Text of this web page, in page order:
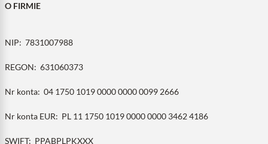
O FIRMIE
NIP: 7831007988
REGON: 631060373
Nr konta: 04 1750 1019 0000 0000 0099 2666
Nr konta EUR: PL 11 1750 1019 0000 0000 3462 4186
SWIFT: PPABPLPKXXX